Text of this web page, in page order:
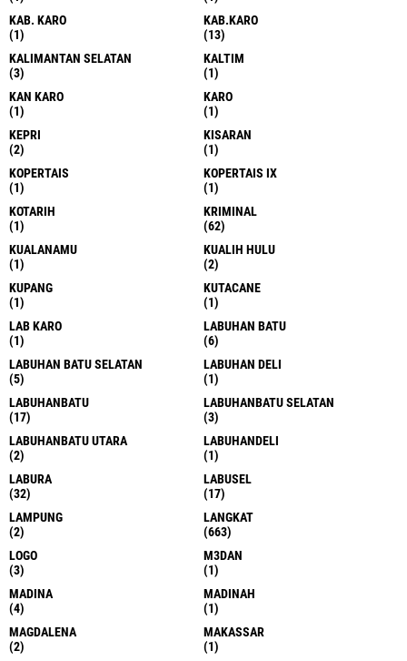
KAB. KARO
(1)
KAB.KARO
(13)
KALIMANTAN SELATAN
(3)
KALTIM
(1)
KAN KARO
(1)
KARO
(1)
KEPRI
(2)
KISARAN
(1)
KOPERTAIS
(1)
KOPERTAIS IX
(1)
KOTARIH
(1)
KRIMINAL
(62)
KUALANAMU
(1)
KUALIH HULU
(2)
KUPANG
(1)
KUTACANE
(1)
LAB KARO
(1)
LABUHAN BATU
(6)
LABUHAN BATU SELATAN
(5)
LABUHAN DELI
(1)
LABUHANBATU
(17)
LABUHANBATU SELATAN
(3)
LABUHANBATU UTARA
(2)
LABUHANDELI
(1)
LABURA
(32)
LABUSEL
(17)
LAMPUNG
(2)
LANGKAT
(663)
LOGO
(3)
M3DAN
(1)
MADINA
(4)
MADINAH
(1)
MAGDALENA
(2)
MAKASSAR
(1)